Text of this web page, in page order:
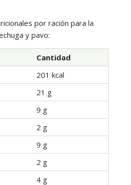
por ración para la
y pavo:
Cantidad
201 kcal
21 g
9 g
2 g
9 g
2 g
4 g